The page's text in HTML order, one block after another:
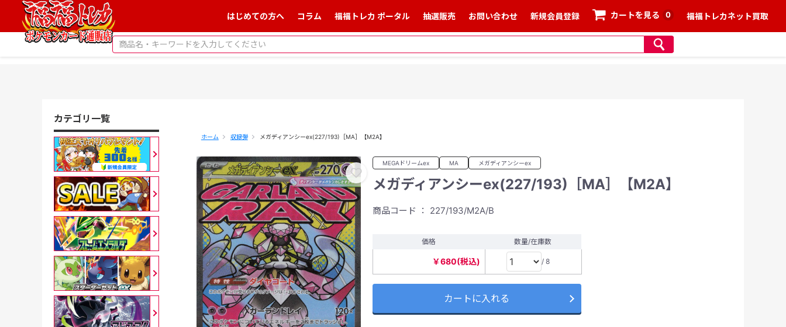
はじめての方へ コラム 福福トレカ ポータル 抽選販売 お問い合わせ 新規会員登録 カートを見る 0 福福トレカネット買取
ホーム 収録弾 メガディアンシーex(227/193)［MA］【M2A】
MEGAドリームex MA メガディアンシーex
メガディアンシーex(227/193)［MA］【M2A】
商品コード ： 227/193/M2A/B
価格 数量/在庫数
￥680(税込) / 8
カートに入れる
カテゴリ一覧